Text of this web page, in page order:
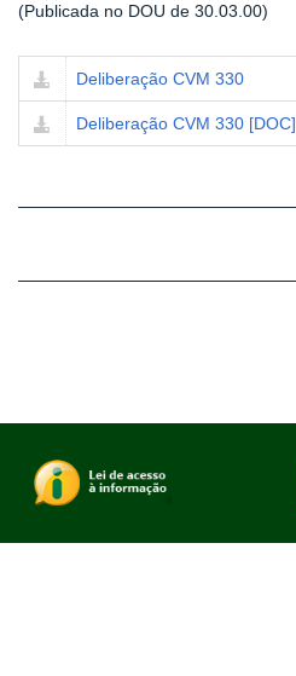
(Publicada no DOU de 30.03.00)
Deliberação CVM 330
Deliberação CVM 330 [DOC]